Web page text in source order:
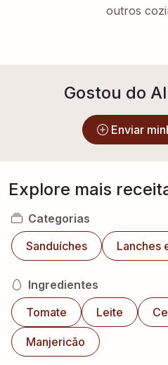
outros
Gostou do
Enviar
Explore mais
Categorias
Sanduíches
Lanches
Ingredientes
Tomate
Leite
Manjericão